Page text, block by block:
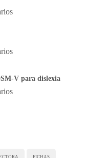
V para dislexia